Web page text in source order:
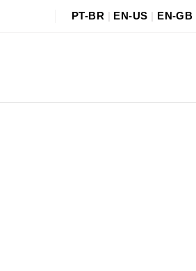
PT-BR | EN-US | EN-GB